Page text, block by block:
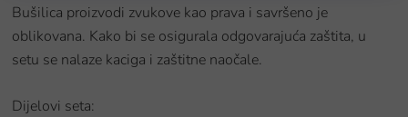
Bušilica proizvodi zvukove kao prava i savršeno je
oblikovana. Kako bi se osigurala odgovarajuća zaštita, u
setu se nalaze kaciga i zaštitne naočale.
Dijelovi seta: